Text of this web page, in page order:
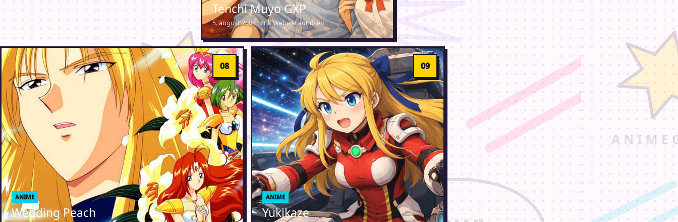
Tenchi Muyo GXP
5. august 2004 · Erik Weber-Lauridsen
ANIME
Wedding Peach
ANIME
Yukikaze